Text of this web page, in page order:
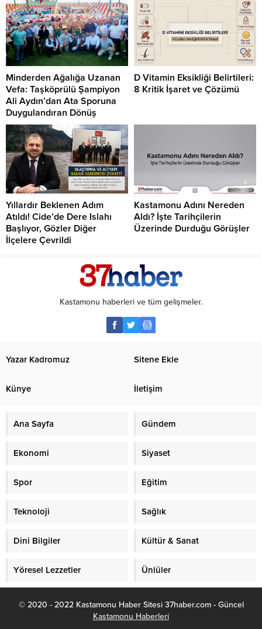
Minderden Ağalığa Uzanan
Vefa: Taşköprülü Şampiyon
Ali Aydın’dan Ata Sporuna
Duygulandıran Dönüş
D Vitamin Eksikliği Belirtileri:
8 Kritik İşaret ve Çözümü
Yıllardır Beklenen Adım
Atıldı! Cide’de Dere Islahı
Başlıyor, Gözler Diğer
İlçelere Çevrildi
Kastamonu Adını Nereden
Aldı? İşte Tarihçilerin
Üzerinde Durduğu Görüşler
Kastamonu haberleri ve tüm gelişmeler.
Yazar Kadromuz Sitene Ekle
Künye İletişim
Ana Sayfa Gündem
Ekonomi Siyaset
Spor Eğitim
Teknoloji Sağlık
Dini Bilgiler Kültür & Sanat
Yöresel Lezzetler Ünlüler
© 2020 - 2022 Kastamonu Haber Sitesi 37haber.com - Güncel
Kastamonu Haberleri